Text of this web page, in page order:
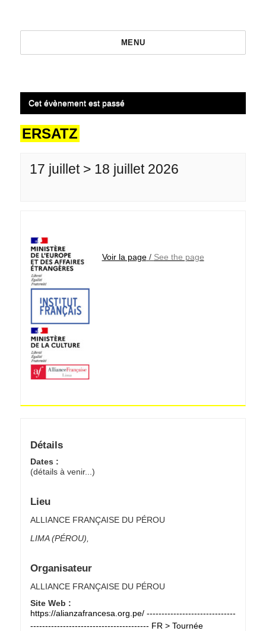
MENU
Cet évènement est passé
ERSATZ
17 juillet > 18 juillet 2026
Voir la page/ See the page
Détails
Dates :
(détails à venir...)
Lieu
ALLIANCE FRANÇAISE DU PÉROU
LIMA (PÉROU)
Organisateur
ALLIANCE FRANÇAISE DU PÉROU
Site Web :
https://alianzafrancesa.org.pe/ ------------------------------
---------------------------------------- FR > Tournée